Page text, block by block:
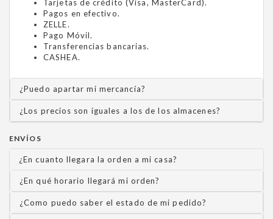
Tarjetas de crédito (Visa, MasterCard).
Pagos en efectivo.
ZELLE.
Pago Móvil.
Transferencias bancarias.
CASHEA.
¿Puedo apartar mi mercancía?
¿Los precios son iguales a los de los almacenes?
ENVÍOS
¿En cuanto llegara la orden a mi casa?
¿En qué horario llegará mi orden?
¿Como puedo saber el estado de mi pedido?